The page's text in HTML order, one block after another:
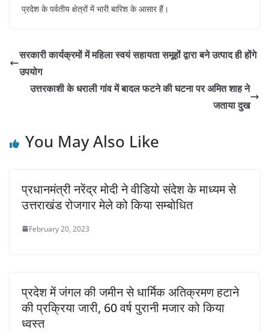
प्रदेश के पर्वतीय क्षेत्रों में भारी बारिश के आसार हैं।
सरकारी कार्यक्रमों में महिला स्वयं सहायता समूहों द्वारा बने उत्पाद ही होंगे
उपयोग
उत्तरकाशी के धराली गांव में बादल फटने की घटना पर अमित शाह ने
जताया दुख
You May Also Like
प्रधानमंत्री नरेंद्र मोदी ने वीडियो संदेश के माध्यम से
उत्तराखंड रोजगार मेले को किया सम्बोधित
February 20, 2023
प्रदेश में जंगल की जमीन से धार्मिक अतिक्रमण हटाने
की प्रक्रिया जारी, 60 वर्ष पुरानी मजार को किया
ध्वस्त